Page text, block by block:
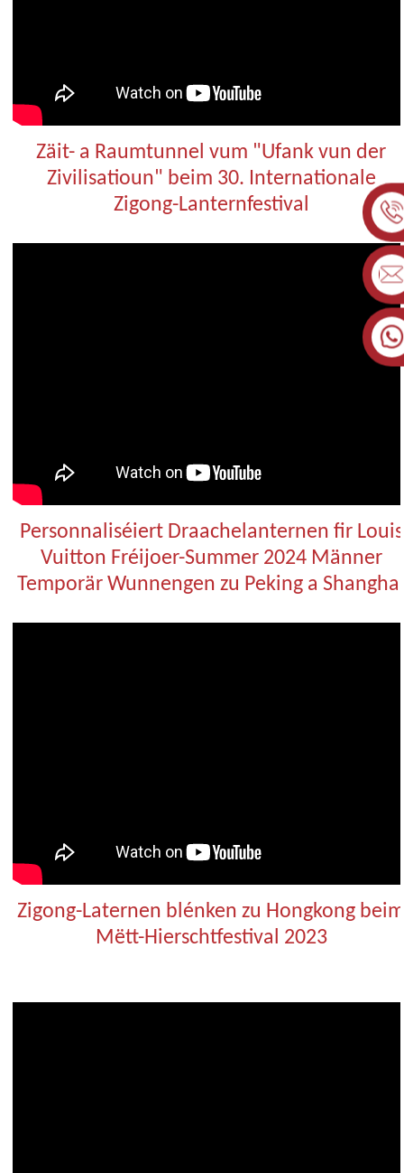
Zäit- a Raumtunnel vum "Ufank vun der
Zivilisatioun" beim 30. Internationale
Zigong-Lanternfestival
Personnaliséiert Draachelanternen fir Louis
Vuitton Fréijoer-Summer 2024 Männer
Temporär Wunnengen zu Peking a Shanghai
Zigong-Laternen blénken zu Hongkong beim
Mëtt-Hierschtfestival 2023